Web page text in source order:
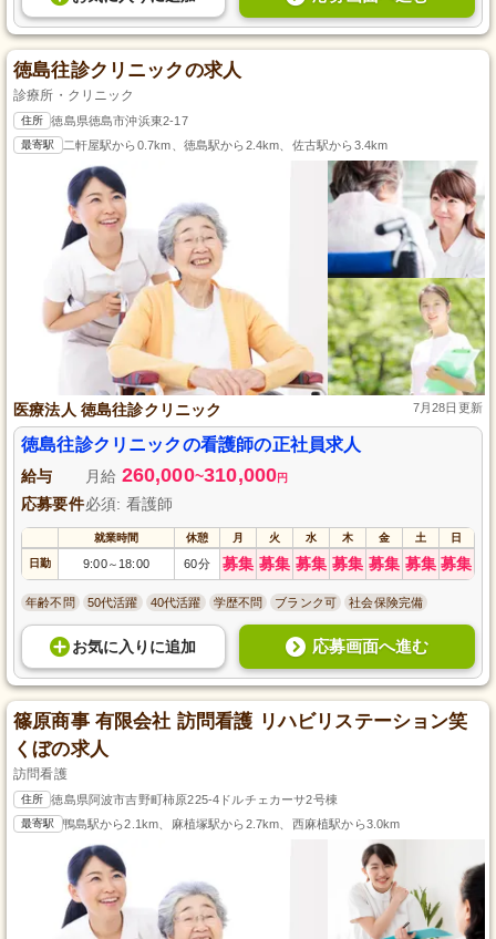
徳島往診クリニックの求人
診療所・クリニック
住所 徳島県徳島市沖浜東2-17
最寄駅 二軒屋駅から0.7km、徳島駅から2.4km、佐古駅から3.4km
医療法人 徳島往診クリニック 7月28日更新
徳島往診クリニックの看護師の正社員求人
給与 月給 260,000~310,000円
応募要件必須: 看護師
就業時間 休憩 月 火 水 木 金 土 日
日勤 9:00～ 18:00 60分 募集 募集 募集 募集 募集 募集 募集
年齢不問 50代活躍 40代活躍 学歴不問 ブランク可 社会保険完備
お気に入り に追加 応募画面へ進む
篠原商事 有限会社 訪問看護 リハビリステーション笑
くぼの求人
訪問看護
住所 徳島県阿波市吉野町柿原225-4ドルチェカーサ2号棟
最寄駅 鴨島駅から2.1km、麻植塚駅から2.7km、西麻植駅から3.0km